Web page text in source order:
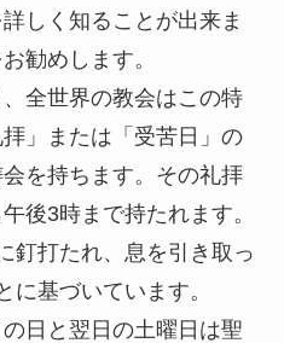
しく知ることが出来ま
勧めします。
全世界の教会はこの特
」または「受苦日」の
を持ちます。その礼拝
後3時まで持たれます。
釘打たれ、息を引き取っ
に基づいています。
日と翌日の土曜日は聖